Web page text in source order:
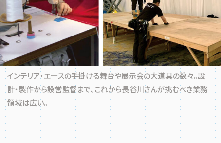
インテリア・エースの手掛ける舞台や展示会の大道具の数々。設
計・製作から設営監督まで、これから長谷川さんが挑むべき業務
領域は広い。